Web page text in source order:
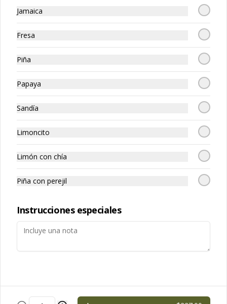
Zona de Despacho
Sucursales
Términos y condiciones
Política de privacidad
Redes sociales
Instagram
Mi cuenta
Iniciar sesión
Jamaica
Fresa
Piña
Papaya
Sandía
Limoncito
Limón con chía
Piña con perejil
Instrucciones especiales